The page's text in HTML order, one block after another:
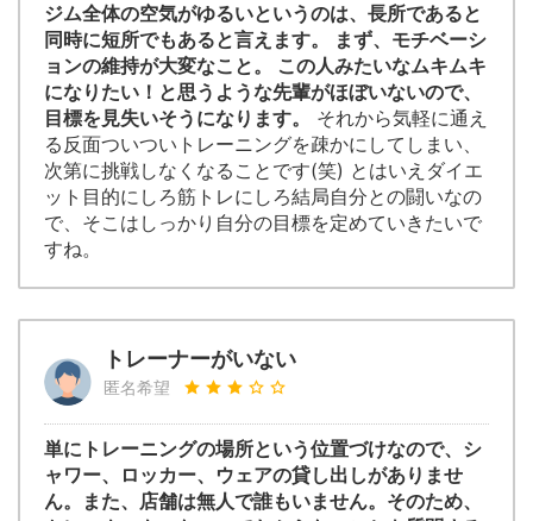
ジム全体の空気がゆるいというのは、長所であると
同時に短所でもあると言えます。 まず、モチベーシ
ョンの維持が大変なこと。 この人みたいなムキムキ
になりたい！と思うような先輩がほぼいないので、
目標を見失いそうになります。
それから気軽に通え
る反面ついついトレーニングを疎かにしてしまい、
次第に挑戦しなくなることです(笑) とはいえダイエ
ット目的にしろ筋トレにしろ結局自分との闘いなの
で、そこはしっかり自分の目標を定めていきたいで
すね。
トレーナーがいない
匿名希望
単にトレーニングの場所という位置づけなので、シ
ャワー、ロッカー、ウェアの貸し出しがありませ
ん。また、店舗は無人で誰もいません。そのため、